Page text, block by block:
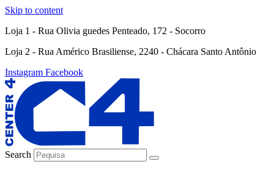
Skip to content
Loja 1 - Rua Olivia guedes Penteado, 172 - Socorro
Loja 2 - Rua Américo Brasiliense, 2240 - Chácara Santo Antônio
Instagram Facebook
Search